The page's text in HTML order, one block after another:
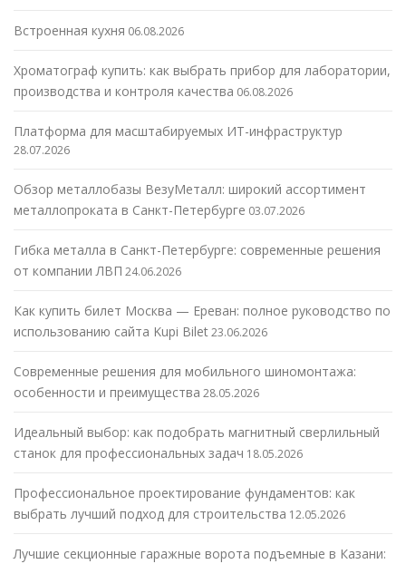
Встроенная кухня 06.08.2026
Хроматограф купить: как выбрать прибор для лаборатории,
производства и контроля качества 06.08.2026
Платформа для масштабируемых ИТ-инфраструктур
28.07.2026
Обзор металлобазы ВезуМеталл: широкий ассортимент
металлопроката в Санкт-Петербурге 03.07.2026
Гибка металла в Санкт-Петербурге: современные решения
от компании ЛВП 24.06.2026
Как купить билет Москва — Ереван: полное руководство по
использованию сайта Kupi Bilet23.06.2026
Современные решения для мобильного шиномонтажа:
особенности и преимущества 28.05.2026
Идеальный выбор: как подобрать магнитный сверлильный
станок для профессиональных задач 18.05.2026
Профессиональное проектирование фундаментов: как
выбрать лучший подход для строительства 12.05.2026
Лучшие секционные гаражные ворота подъемные в Казани: